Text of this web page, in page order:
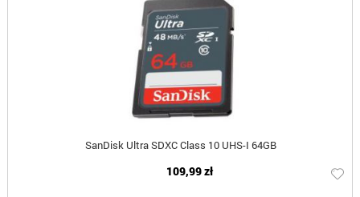
SanDisk Ultra SDXC Class 10 UHS-I 64GB
109,99 zł